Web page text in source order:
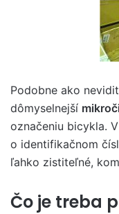
Podobne ako
dômyselnejší
označeniu bicykla.
o identifikačnom
ľahko zistiteľné,
Čo je treba